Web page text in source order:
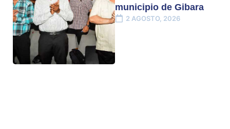
municipio de Gibara
2 AGOSTO, 2026